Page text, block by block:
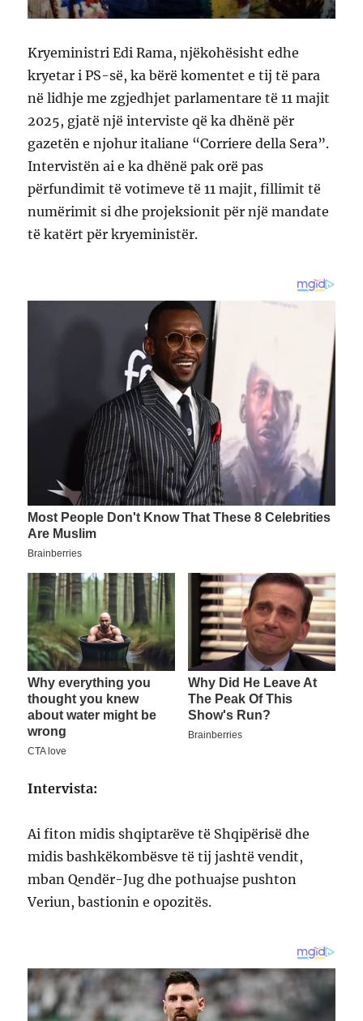
Kryeministri Edi Rama, njëkohësisht edhe
kryetar i PS-së, ka bërë komentet e tij të para
në lidhje me zgjedhjet parlamentare të 11 majit
2025, gjatë një interviste që ka dhënë për
gazetën e njohur italiane “Corriere della Sera”.
Intervistën ai e ka dhënë pak orë pas
përfundimit të votimeve të 11 majit, fillimit të
numërimit si dhe projeksionit për një mandate
të katërt për kryeministër.
Intervista:
Ai fiton midis shqiptarëve të Shqipërisë dhe
midis bashkëkombësve të tij jashtë vendit,
mban Qendër-Jug dhe pothuajse pushton
Veriun, bastionin e opozitës.